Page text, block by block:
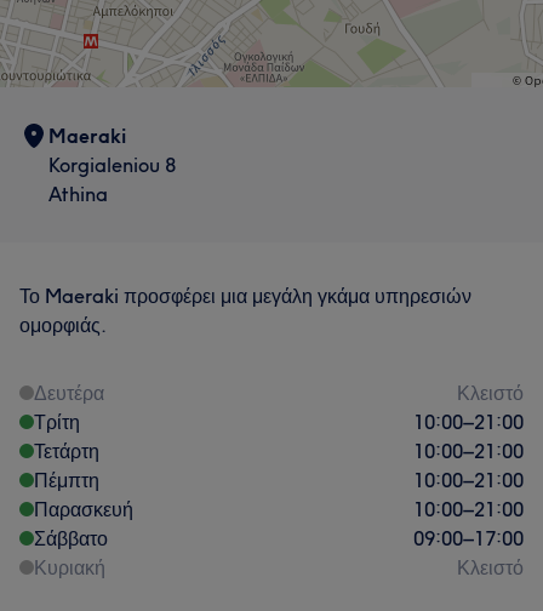
Maeraki
Korgialeniou 8
Athina
Το Maeraki προσφέρει μια μεγάλη γκάμα υπηρεσιών
ομορφιάς.
Δευτέρα
Κλειστό
Τρίτη
10:00–21:00
Τετάρτη
10:00–21:00
Πέμπτη
10:00–21:00
Παρασκευή
10:00–21:00
Σάββατο
09:00–17:00
Κυριακή
Κλειστό